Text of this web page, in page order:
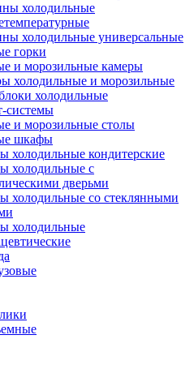
холодильные
холодильные универсальные
горки
и морозильные камеры
холодильные и морозильные
холодильные
системы
и морозильные столы
шкафы
холодильные кондитерские
холодильные с
дверьми
холодильные со стеклянными
холодильные